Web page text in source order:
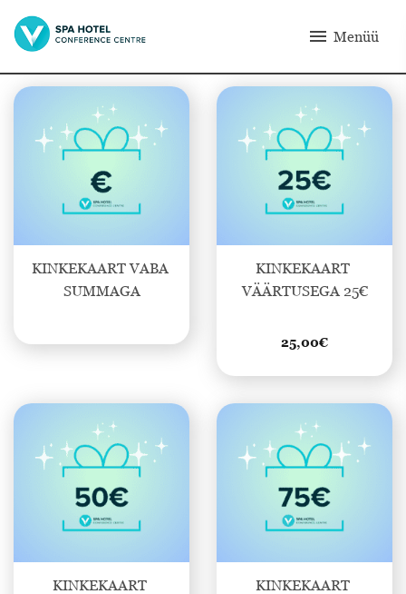
menu Menüü
KINKEKAART VABA
SUMMAGA
KINKEKAART
VÄÄRTUSEGA 25€
25,00€
KINKEKAART
KINKEKAART